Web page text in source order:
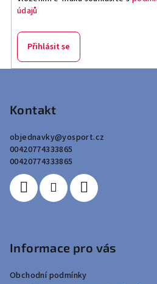
údajů
Přihlásit se
Kontakt
objednavky@yosport.cz
00420774333865
00420774333865
Informace pro vás
Obchodní podmínky